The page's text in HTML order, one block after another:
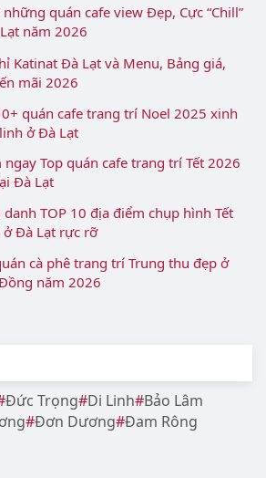
Đức Trọng Di Linh Bảo Lâm
Đơn Dương Đam Rông
những quán cafe view Đẹp, Cực “Chill”
năm 2026
Katinat Đà Lạt và Menu, Bảng giá,
mãi 2026
quán cafe trang trí Noel 2025 xinh
ở Đà Lạt
ngay Top quán cafe trang trí Tết 2026
Đà Lạt
TOP 10 địa điểm chụp hình Tết
Đà Lạt rực rỡ
cà phê trang trí Trung thu đẹp ở
năm 2026